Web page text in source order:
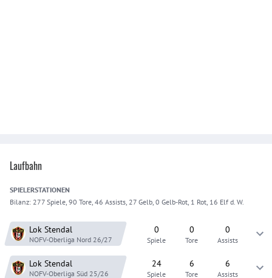
Laufbahn
SPIELERSTATIONEN
Bilanz: 277 Spiele, 90 Tore, 46 Assists, 27 Gelb, 0 Gelb-Rot, 1 Rot, 16 Elf d. W.
Lok Stendal
NOFV-Oberliga Nord 26/27
0
Spiele
0
Tore
0
Assists
Lok Stendal
NOFV-Oberliga Süd 25/26
24
Spiele
6
Tore
6
Assists